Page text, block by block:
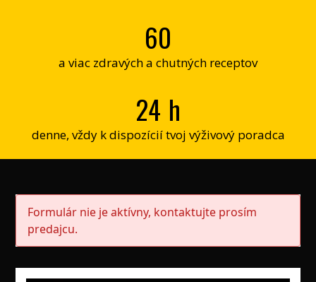
60
a viac zdravých a chutných receptov
24 h
denne, vždy k dispozícií tvoj výživový poradca
Formulár nie je aktívny, kontaktujte prosím
predajcu.